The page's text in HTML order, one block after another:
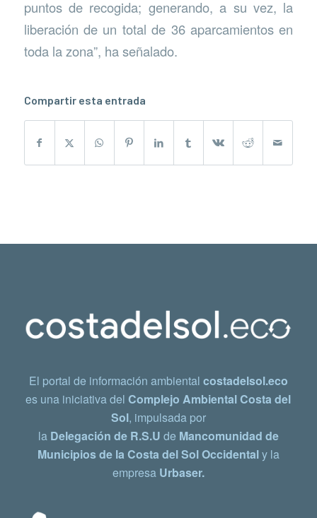
puntos de recogida; generando, a su vez, la
liberación de un total de 36 aparcamientos en
toda la zona”, ha señalado.
Compartir esta entrada
El portal de información ambiental costadelsol.eco
es una iniciativa delComplejo Ambiental Costa del
Sol, impulsada por
la Delegación de R.S.U de Mancomunidad de
Municipios de la Costa del Sol Occidentaly la
empresa Urbaser.